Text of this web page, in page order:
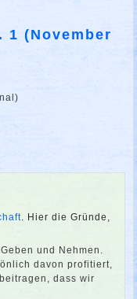
(November
. Hier die Gründe,
und Nehmen.
davon profitiert,
dass wir